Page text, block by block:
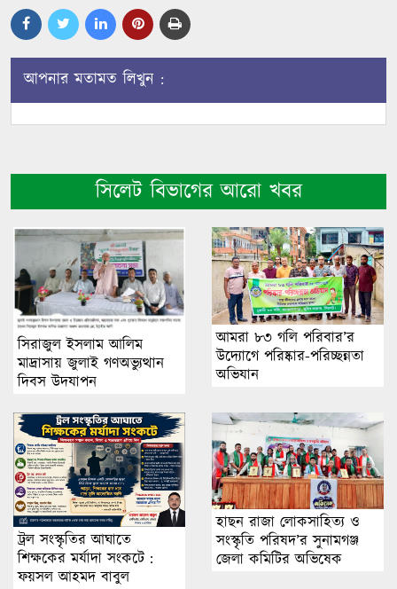
আপনার মতামত লিখুন :
সিলেট বিভাগের আরো খবর
সিরাজুল ইসলাম আলিম
মাদ্রাসায় জুলাই গণঅভ্যুত্থান
দিবস উদযাপন
আমরা ৮৩ গলি পরিবার’র
উদ্যোগে পরিষ্কার-পরিচ্ছন্নতা
অভিযান
ট্রল সংস্কৃতির আঘাতে
শিক্ষকের মর্যাদা সংকটে :
ফয়সল আহমদ বাবুল
হাছন রাজা লোকসাহিত্য ও
সংস্কৃতি পরিষদ’র সুনামগঞ্জ
জেলা কমিটির অভিষেক